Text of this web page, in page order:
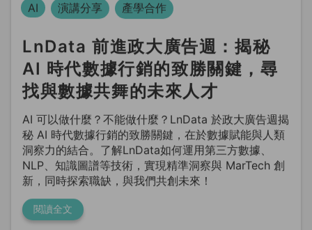
LnData 前進政大廣告週：揭秘
AI 時代數據行銷的致勝關鍵，尋
找與數據共舞的未來人才
AI 可以做什麼？不能做什麼？LnData 於政大廣告週揭
秘 AI 時代數據行銷的致勝關鍵，在於數據賦能與人類
洞察力的結合。了解LnData如何運用第三方數據、
NLP、知識圖譜等技術，實現精準洞察與 MarTech 創
新，同時探索職缺，與我們共創未來！
閱讀全文